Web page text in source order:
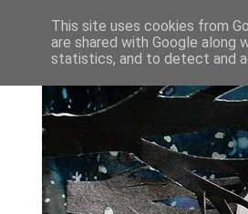
This site uses cookies from
are shared with Google
statistics, and to detect and